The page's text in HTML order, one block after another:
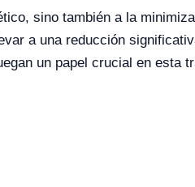
sino también a la
a una reducción
un papel crucial en esta